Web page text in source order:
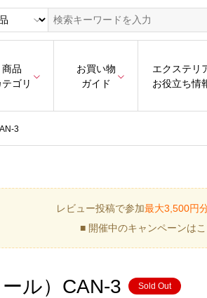
商品
ゴリ
お買い物
ガイド
エクステリ
お役立ち情
3
レビュー投稿で参加最大3,500円
■ 開催中のキャンペーンは
ル）CAN-3 Sold Out